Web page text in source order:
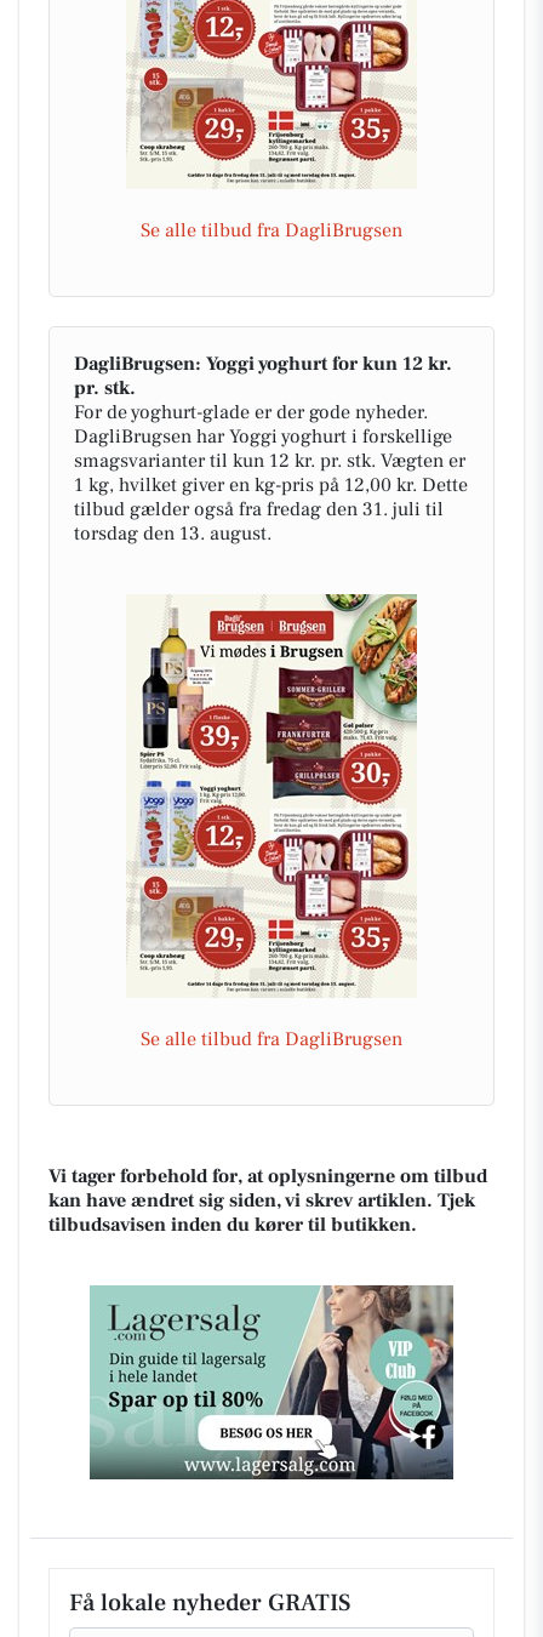
Se alle tilbud fra DagliBrugsen
DagliBrugsen: Yoggi yoghurt for kun 12 kr.
pr. stk.
For de yoghurt-glade er der gode nyheder.
DagliBrugsen har Yoggi yoghurt i forskellige
smagsvarianter til kun 12 kr. pr. stk. Vægten er
1 kg, hvilket giver en kg-pris på 12,00 kr. Dette
tilbud gælder også fra fredag den 31. juli til
torsdag den 13. august.
Se alle tilbud fra DagliBrugsen
Vi tager forbehold for, at oplysningerne om tilbud
kan have ændret sig siden, vi skrev artiklen. Tjek
tilbudsavisen inden du kører til butikken.
Få lokale nyheder GRATIS